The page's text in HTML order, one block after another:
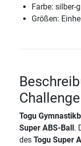
Farbe: silber-
Größen:
Togu
Super ABS-Ball.
des Togu Super